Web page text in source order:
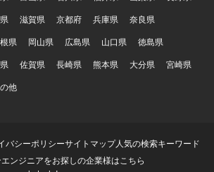
滋賀県 京都府 兵庫県
奈良県
県 岡山県 広島県 山口県
徳島県
佐賀県 長崎県 熊本県 大分県
宮崎県
他
バシーポリシーサイトマップ人気の検索キーワード
エンジニアをお探しの企業様はこちら